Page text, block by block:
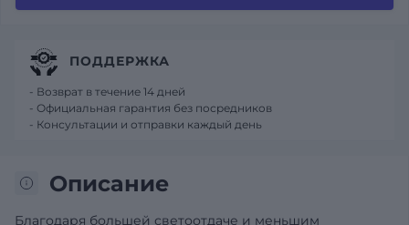
Описание
Благодаря большей светоотдаче и меньшим
ПОДДЕРЖКА
- Возврат в течение 14 дней
- Официальная гарантия без посредников
- Консультации и отправки каждый день